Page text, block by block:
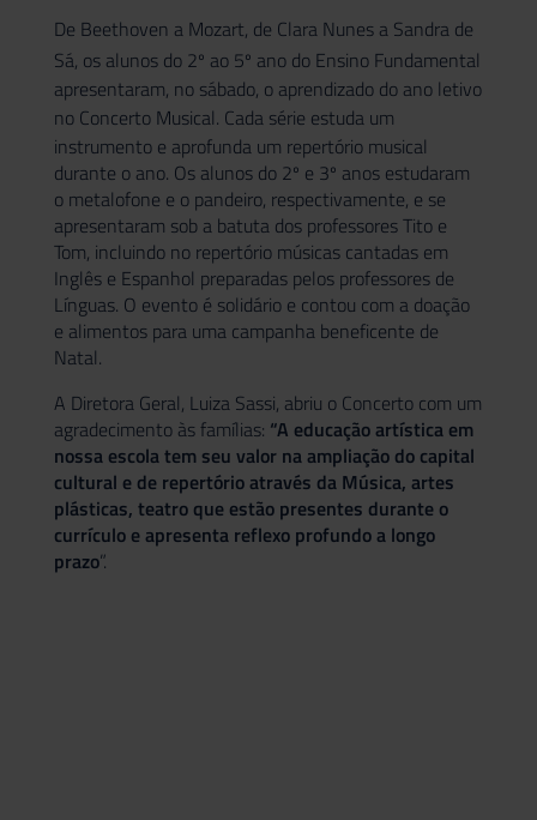
De Beethoven a Mozart, de Clara Nunes a Sandra de
Sá, os alunos do 2º ao 5º ano do Ensino Fundamental
apresentaram, no sábado, o aprendizado do ano letivo
no Concerto Musical. Cada série estuda um
instrumento e aprofunda um repertório musical
durante o ano. Os alunos do 2º e 3º anos estudaram
o metalofone e o pandeiro, respectivamente, e se
apresentaram sob a batuta dos professores Tito e
Tom, incluindo no repertório músicas cantadas em
Inglês e Espanhol preparadas pelos professores de
Línguas. O evento é solidário e contou com a doação
e alimentos para uma campanha beneficente de
Natal.
A Diretora Geral, Luiza Sassi, abriu o Concerto com um
agradecimento às famílias: “A educação artística em
nossa escola tem seu valor na ampliação do capital
cultural e de repertório através da Música, artes
plásticas, teatro que estão presentes durante o
currículo e apresenta reflexo profundo a longo
prazo”.